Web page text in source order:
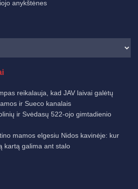
anykštėnes
reikalauja, kad JAV laivai galėtų
ir Sueco kanalais
ir Svėdasų 522-ojo gimtadienio
mamos elgesiu Nidos kavinėje: kur
kartą galima ant stalo